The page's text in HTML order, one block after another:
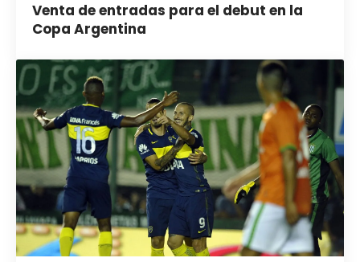
Venta de entradas para el debut en la
Copa Argentina